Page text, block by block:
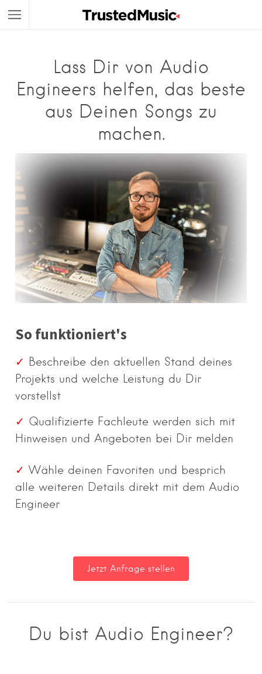
Lass Dir von Audio
Engineers helfen, das beste
aus Deinen Songs zu
machen.
So funktioniert's
✓ Beschreibe den aktuellen Stand deines
Projekts und welche Leistung du Dir
vorstellst
✓ Qualifizierte Fachleute werden sich mit
Hinweisen und Angeboten bei Dir melden
✓ Wähle deinen Favoriten und besprich
alle weiteren Details direkt mit dem Audio
Engineer
Du bist Audio Engineer?